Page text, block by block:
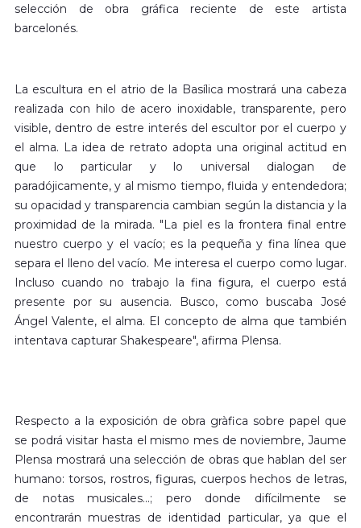
selección de obra gráfica reciente de este artista
barcelonés.
La escultura en el atrio de la Basílica mostrará una cabeza
realizada con hilo de acero inoxidable, transparente, pero
visible, dentro de estre interés del escultor por el cuerpo y
el alma. La idea de retrato adopta una original actitud en
que lo particular y lo universal dialogan de
paradójicamente, y al mismo tiempo, fluida y entendedora;
su opacidad y transparencia cambian según la distancia y la
proximidad de la mirada. "La piel es la frontera final entre
nuestro cuerpo y el vacío; es la pequeña y fina línea que
separa el lleno del vacío. Me interesa el cuerpo como lugar.
Incluso cuando no trabajo la fina figura, el cuerpo está
presente por su ausencia. Busco, como buscaba José
Ángel Valente, el alma. El concepto de alma que también
intentava capturar Shakespeare", afirma Plensa.
Respecto a la exposición de obra gràfica sobre papel que
se podrá visitar hasta el mismo mes de noviembre, Jaume
Plensa mostrará una selección de obras que hablan del ser
humano: torsos, rostros, figuras, cuerpos hechos de letras,
de notas musicales...; pero donde difícilmente se
encontrarán muestras de identidad particular, ya que el